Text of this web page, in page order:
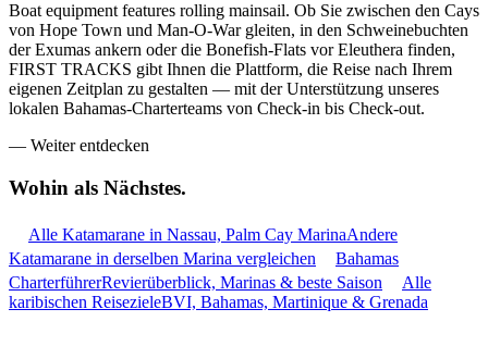
Boat equipment features rolling mainsail. Ob Sie zwischen den Cays
von Hope Town und Man-O-War gleiten, in den Schweinebuchten
der Exumas ankern oder die Bonefish-Flats vor Eleuthera finden,
FIRST TRACKS gibt Ihnen die Plattform, die Reise nach Ihrem
eigenen Zeitplan zu gestalten — mit der Unterstützung unseres
lokalen Bahamas-Charterteams von Check-in bis Check-out.
— Weiter entdecken
Wohin als Nächstes.
Alle Katamarane in Nassau, Palm Cay MarinaAndere
Katamarane in derselben Marina vergleichen
Bahamas
CharterführerRevierüberblick, Marinas & beste Saison
Alle
karibischen ReisezieleBVI, Bahamas, Martinique & Grenada